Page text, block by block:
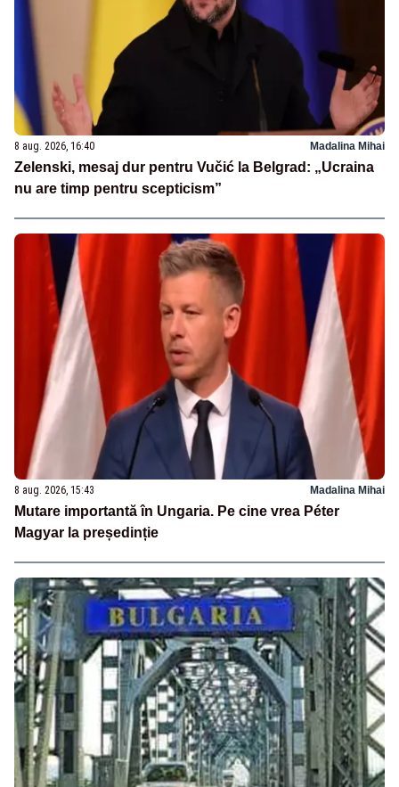
8 aug. 2026, 16:40 Madalina Mihai
Zelenski, mesaj dur pentru Vučić la Belgrad: „Ucraina
nu are timp pentru scepticism”
8 aug. 2026, 15:43 Madalina Mihai
Mutare importantă în Ungaria. Pe cine vrea Péter
Magyar la președinție